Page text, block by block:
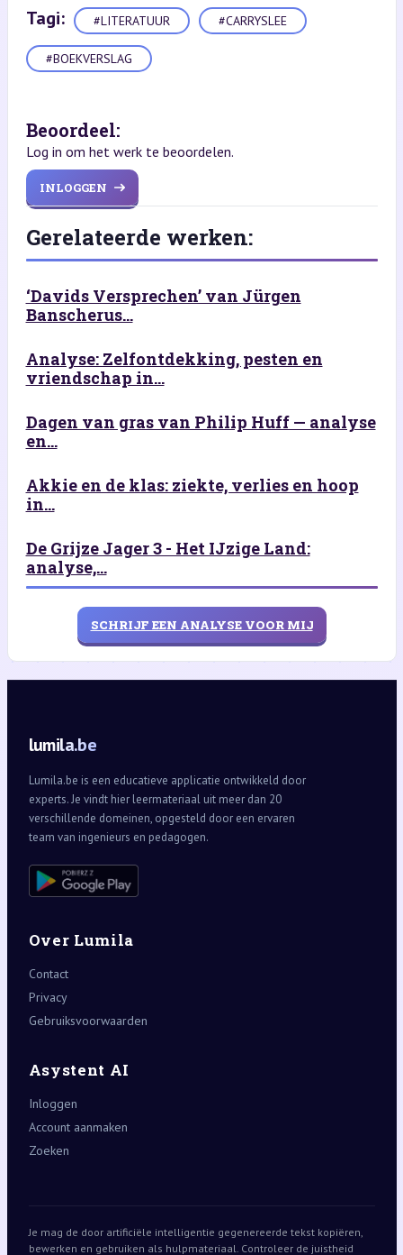
Tagi: #LITERATUUR #CARRYSLEE
#BOEKVERSLAG
Beoordeel:
Log in om het werk te beoordelen.
INLOGGEN
Gerelateerde werken:
‘Davids Versprechen’ van Jürgen
Banscherus...
Analyse: Zelfontdekking, pesten en
vriendschap in...
Dagen van gras van Philip Huff — analyse
en...
Akkie en de klas: ziekte, verlies en hoop
in...
De Grijze Jager 3 - Het IJzige Land:
analyse,...
SCHRIJF EEN ANALYSE VOOR MIJ
lumila.be
Lumila.be is een educatieve applicatie ontwikkeld door
experts. Je vindt hier leermateriaal uit meer dan 20
verschillende domeinen, opgesteld door een ervaren
team van ingenieurs en pedagogen.
Over Lumila
Contact
Privacy
Gebruiksvoorwaarden
Asystent AI
Inloggen
Account aanmaken
Zoeken
Je mag de door artificiële intelligentie gegenereerde tekst kopiëren,
bewerken en gebruiken als hulpmateriaal. Controleer de juistheid